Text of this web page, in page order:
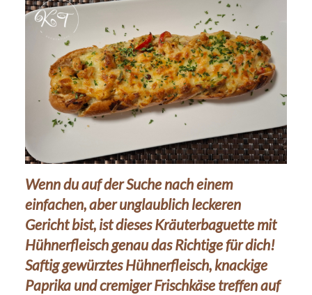
Wenn du auf der Suche nach einem
einfachen, aber unglaublich leckeren
Gericht bist, ist dieses Kräuterbaguette mit
Hühnerfleisch genau das Richtige für dich!
Saftig gewürztes Hühnerfleisch, knackige
Paprika und cremiger Frischkäse treffen auf